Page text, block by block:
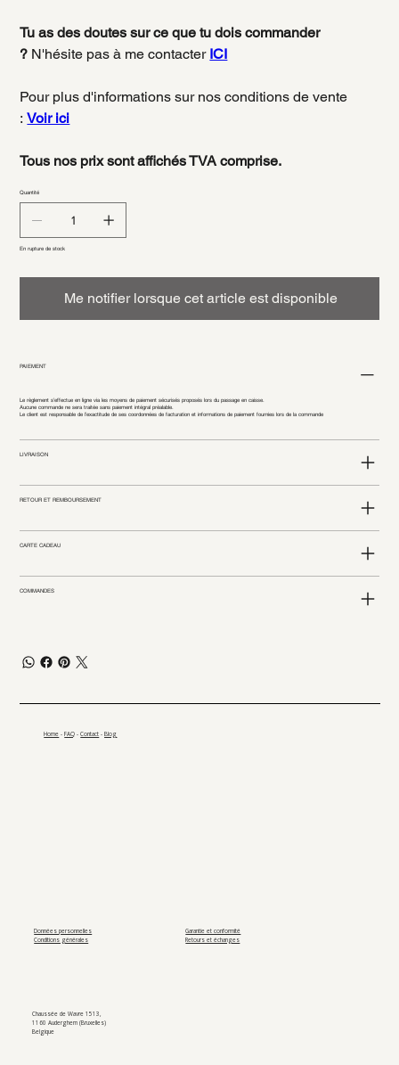
Tu as des doutes sur ce que tu dois commander
? N'hésite pas à me contacter ICI
Pour plus d'informations sur nos conditions de vente
:Voir ici
Tous nos prix sont affichés TVA comprise.
Quantité
En rupture de stock
Me notifier lorsque cet article est disponible
PAIEMENT
Le règlement s’effectue en ligne via les moyens de paiement sécurisés proposés lors du passage en caisse.
Aucune commande ne sera traitée sans paiement intégral préalable.
Le client est responsable de l’exactitude de ses coordonnées de facturation et informations de paiement fournies lors de la commande
LIVRAISON
RETOUR ET REMBOURSEMENT
CARTE CADEAU
COMMANDES
Home -FAQ -Contact -Blog
Données personnelles
Conditions générales
Chaussée de Wavre 1513,
1160 Auderghem (Bruxelles)
Belgique
Garantie et conformité
Retours et échanges